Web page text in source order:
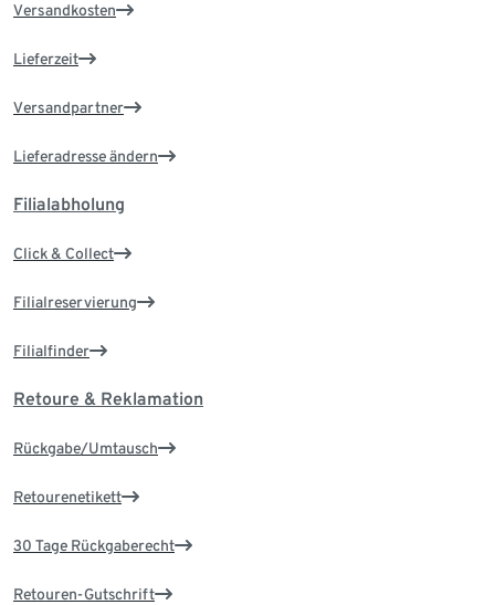
Versandkosten
Lieferzeit
Versandpartner
Lieferadresse ändern
Filialabholung
Click & Collect
Filialreservierung
Filialfinder
Retoure & Reklamation
Rückgabe/Umtausch
Retourenetikett
30 Tage Rückgaberecht
Retouren-Gutschrift